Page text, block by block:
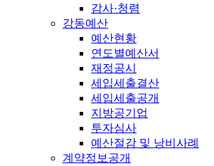
감사·청렴
강동예산
예산현황
연도별예산서
재정공시
세입세출결산
세입세출공개
지방공기업
투자심사
예산절감 및 낭비사례
계약정보공개